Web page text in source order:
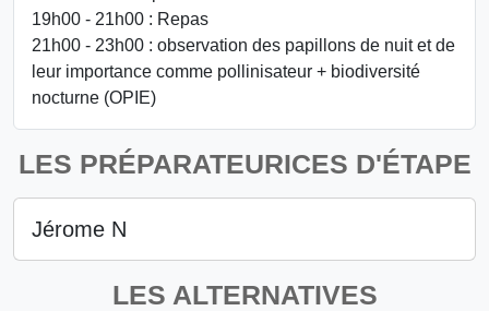
19h00 - 21h00 : Repas
21h00 - 23h00 : observation des papillons de nuit et de
leur importance comme pollinisateur + biodiversité
nocturne (OPIE)
LES PRÉPARATEURICES D'ÉTAPE
Jérome N
LES ALTERNATIVES